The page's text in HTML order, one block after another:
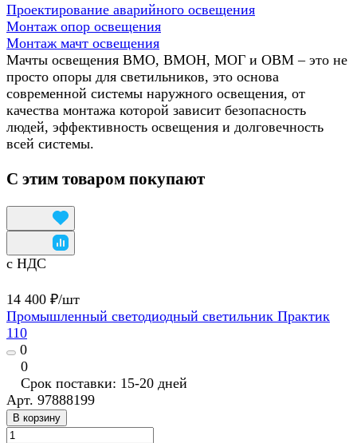
Проектирование аварийного освещения
Монтаж опор освещения
Монтаж мачт освещения
Мачты освещения ВМО, ВМОН, МОГ и ОВМ – это не
просто опоры для светильников, это основа
современной системы наружного освещения, от
качества монтажа которой зависит безопасность
людей, эффективность освещения и долговечность
всей системы.
С этим товаром покупают
с НДС
14 400 ₽/шт
Промышленный светодиодный светильник Практик
110
0
0
Срок поставки: 15-20 дней
Арт. 97888199
В корзину